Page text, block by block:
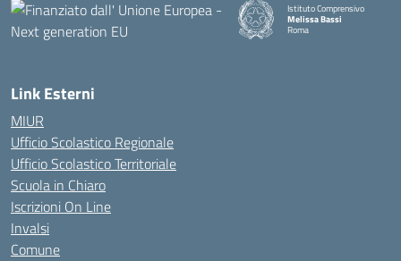
Istituto Comprensivo
Melissa Bassi
Roma
Link Esterni
MIUR
Ufficio Scolastico Regionale
Ufficio Scolastico Territoriale
Scuola in Chiaro
Iscrizioni On Line
Invalsi
Comune